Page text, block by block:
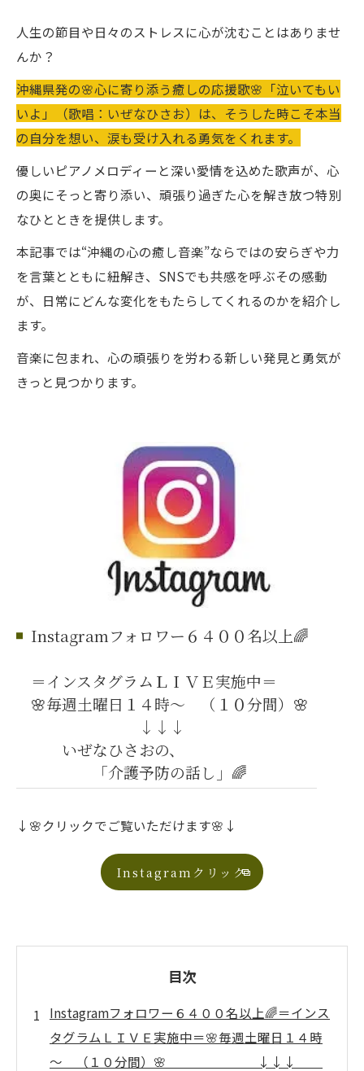
人生の節目や日々のストレスに心が沈むことはありませ
んか？
沖縄県発の🌸心に寄り添う癒しの応援歌🌸「泣いてもい
いよ」（歌唱：いぜなひさお）は、そうした時こそ本当
の自分を想い、涙も受け入れる勇気をくれます。
優しいピアノメロディーと深い愛情を込めた歌声が、心
の奥にそっと寄り添い、頑張り過ぎた心を解き放つ特別
なひとときを提供します。
本記事では“沖縄の心の癒し音楽”ならではの安らぎや力
を言葉とともに紐解き、SNSでも共感を呼ぶその感動
が、日常にどんな変化をもたらしてくれるのかを紹介し
ます。
音楽に包まれ、心の頑張りを労わる新しい発見と勇気が
きっと見つかります。
Instagramフォロワー６４００名以上🌈
＝インスタグラムＬＩＶＥ実施中＝
🌸毎週土曜日１４時～ （１０分間）🌸
↓↓↓
いぜなひさおの、
「介護予防の話し」🌈
↓🌸クリックでご覧いただけます🌸↓
Instagramクリック
目次
Instagramフォロワー６４００名以上🌈＝インス
タグラムＬＩＶＥ実施中＝🌸毎週土曜日１４時
～ （１０分間）🌸 ↓↓↓